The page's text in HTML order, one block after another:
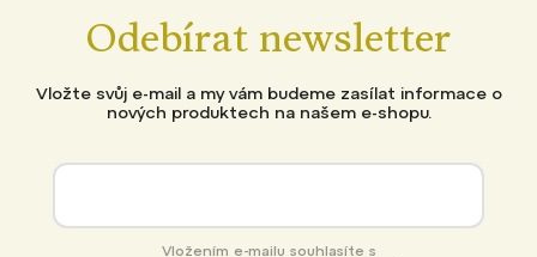
Odebírat newsletter
Vložte svůj e-mail a my vám budeme zasílat informace o
nových produktech na našem e-shopu.